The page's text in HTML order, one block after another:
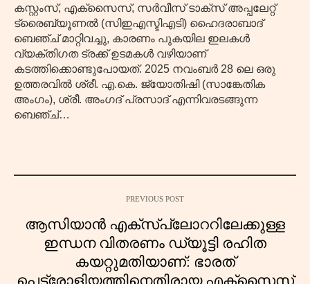
കസ്റ്റംസ്, എക്സൈസ്, സർവീസ് ടാക്സ് അപ്പലേറ്റ്
ട്രൈബ്യൂണൽ (സിഇഎസ്ടിഎടി) ഹൈദരാബാദ്
ബെഞ്ച് മാറ്റിവച്ചു, കാരണം പുകയില ഇലകൾ
വ്യക്തിഗത ട്രക്ക് ഉടമകൾ വഴിയാണ്
കടത്തിക്കൊണ്ടുപോയത്. 2025 നവംബർ 28 ലെ ഒരു
ഉത്തരവിൽ ശ്രീ. എ.കെ. ജ്യോതിഷി (സാങ്കേതിക
അംഗം), ശ്രീ. അംഗദ് പ്രസാദ് എന്നിവരടങ്ങുന്ന
ബെഞ്ച്…
PREVIOUS POST
ആസിയാൻ എക്സ്പ്ലോററിലേക്കുള്ള
ഇന്ധന വിതരണം ഡ്യൂട്ടി രഹിത
കയറ്റുമതിയാണ്: ഭാരത്
പെട്രോളിയത്തിനെതിരായ എക്സൈസ്